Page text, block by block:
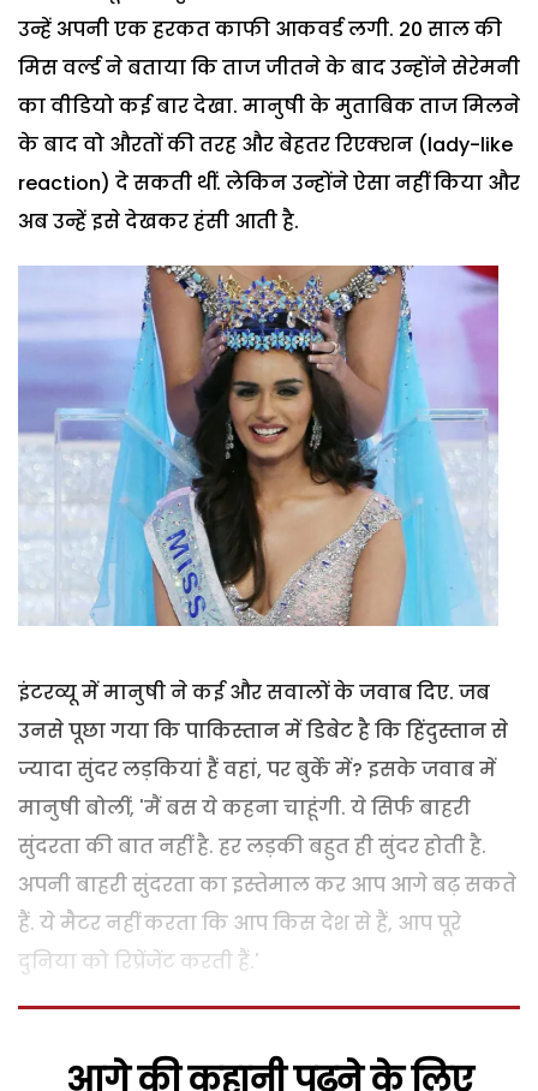
उन्हें अपनी एक हरकत काफी आकवर्ड लगी. 20 साल की
मिस वर्ल्ड ने बताया कि ताज जीतने के बाद उन्होंने सेरेमनी
का वीडियो कई बार देखा. मानुषी के मुताबिक ताज मिलने
के बाद वो औरतों की तरह और बेहतर रिएक्शन (lady-like
reaction) दे सकती थीं. लेकिन उन्होंने ऐसा नहीं किया और
अब उन्हें इसे देखकर हंसी आती है.
इंटरव्यू में मानुषी ने कई और सवालों के जवाब दिए. जब
उनसे पूछा गया कि पाकिस्तान में डिबेट है कि हिंदुस्तान से
ज्यादा सुंदर लड़कियां हैं वहां, पर बुर्के में? इसके जवाब में
मानुषी बोलीं, 'मैं बस ये कहना चाहूंगी. ये सिर्फ बाहरी
सुंदरता की बात नहीं है. हर लड़की बहुत ही सुंदर होती है.
अपनी बाहरी सुंदरता का इस्तेमाल कर आप आगे बढ़ सकते
हैं. ये मैटर नहीं करता कि आप किस देश से हैं, आप पूरे
दुनिया को रिप्रेंजेंट करती हैं.'
आगे की कहानी पढ़ने के लिए